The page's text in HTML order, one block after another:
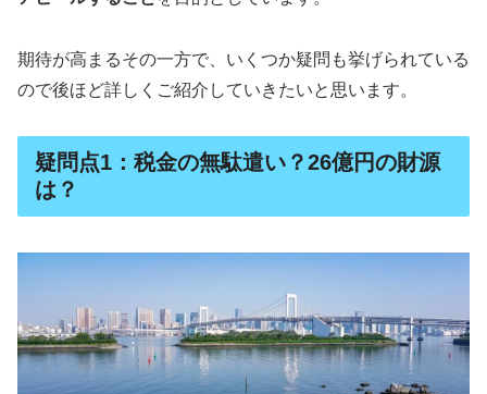
期待が高まるその一方で、いくつか疑問も挙げられている
ので後ほど詳しくご紹介していきたいと思います。
疑問点1：税金の無駄遣い？26億円の財源
は？